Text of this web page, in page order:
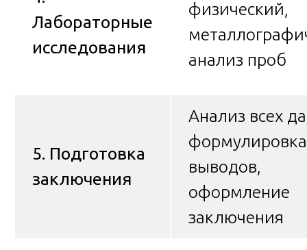
Лабораторные
исследования
физический,
анализ проб
5. Подготовка
заключения
Анализ всех
формулировка
выводов,
оформление
заключения